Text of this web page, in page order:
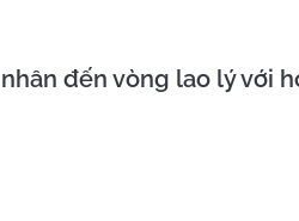
đến vòng lao lý với